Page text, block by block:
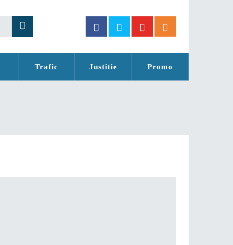
Trafic Justitie Promo